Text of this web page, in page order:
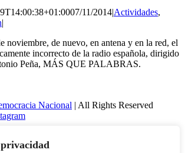
07/11/2014|Actividades,
|
noviembre, de nuevo, en antena y en la red, el
incorrecto de la radio española, dirigido
Peña, MÁS QUE PALABRAS.
Nacional | All Rights Reserved
variable $visibility_homepage in